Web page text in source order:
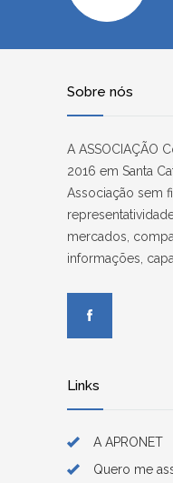
Sobre nós
A ASSOCIAÇÃO
2016 em Santa
Associação sem
mercados,
informações,
Links
A APRONET
Quero me